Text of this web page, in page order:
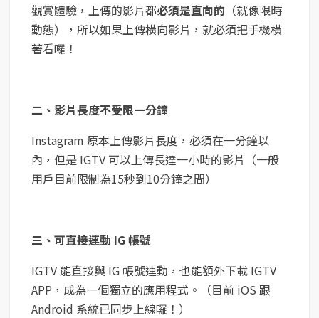
觀賞體驗，上傳的影片都必須是直向的 （就像限時
動態），所以如果上傳橫向影片，就必須把手機橫
著看囉！
二、影片長度不受限一分鐘
Instagram 原本上傳影片長度，必須在一分鐘以
內，但是 IGTV 可以上傳長達一小時的影片（一般
用戶目前限制為15秒到10分鐘之間）
三、可直接連動 IG 帳號
IGTV 能直接與 IG 帳號連動，也能額外下載 IGTV
APP，成為一個獨立的應用程式。（目前 iOS 跟
Android 系統已同步上線囉！）